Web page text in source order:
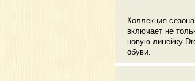
Коллекция
включает не
новую линейку
обуви.